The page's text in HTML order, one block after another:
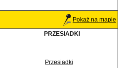
Pokaż na mapie
PRZESIADKI
Przesiadki